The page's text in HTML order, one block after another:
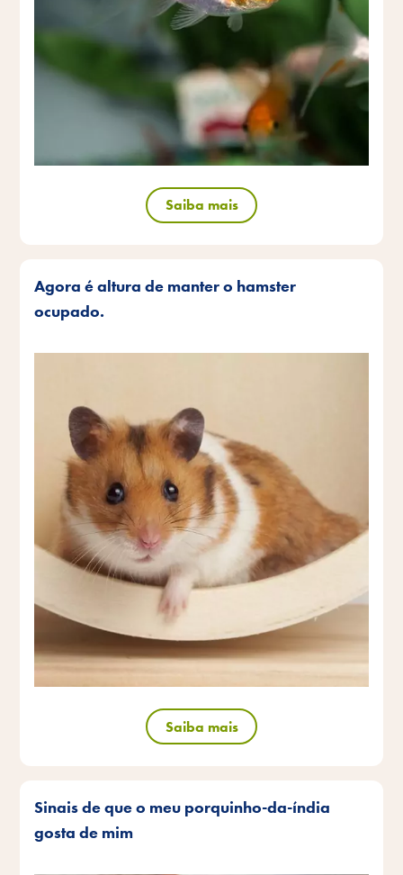
Saiba mais
Agora é altura de manter o hamster
ocupado.
Saiba mais
Sinais de que o meu porquinho-da-índia
gosta de mim